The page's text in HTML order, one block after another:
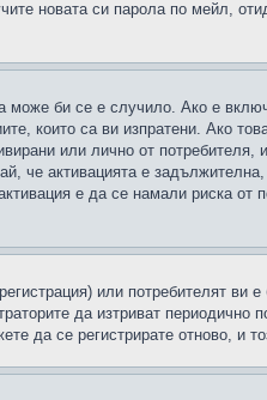
новата си парола по мейл,
би се е случило. Ако е
които са ви изпратени. Ако
или лично от
че активацията е
е да се намали риска
или потребителят ви
да изтриват периодично
да се регистрирате отново, и